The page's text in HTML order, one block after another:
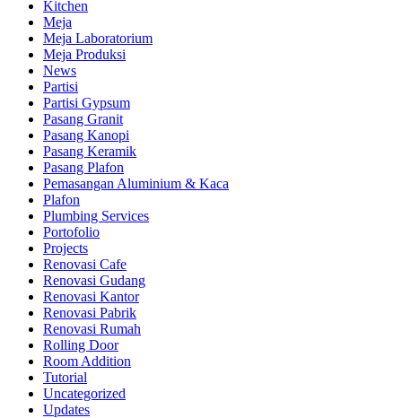
Kitchen
Meja
Meja Laboratorium
Meja Produksi
News
Partisi
Partisi Gypsum
Pasang Granit
Pasang Kanopi
Pasang Keramik
Pasang Plafon
Pemasangan Aluminium & Kaca
Plafon
Plumbing Services
Portofolio
Projects
Renovasi Cafe
Renovasi Gudang
Renovasi Kantor
Renovasi Pabrik
Renovasi Rumah
Rolling Door
Room Addition
Tutorial
Uncategorized
Updates